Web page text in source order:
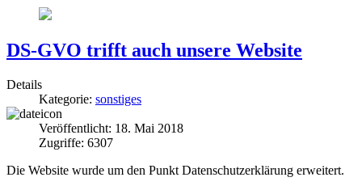
DS-GVO trifft auch unsere Website
Details
Kategorie: sonstiges
Veröffentlicht: 18. Mai 2018
Zugriffe: 6307
Die Website wurde um den Punkt Datenschutzerklärung erweitert.